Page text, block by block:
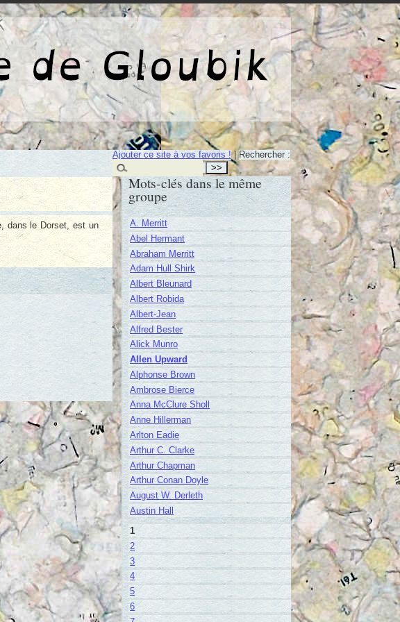
de Gloubik
dans le Dorset, est un
Ajouter ce site à vos favoris !|Rechercher :
Mots-clés dans le même
groupe
A. Merritt
Abel Hermant
Abraham Merritt
Adam Hull Shirk
Albert Bleunard
Albert Robida
Albert-Jean
Alfred Bester
Alick Munro
Allen Upward
Alphonse Brown
Ambrose Bierce
Anna McClure Sholl
Anne Hillerman
Arlton Eadie
Arthur C. Clarke
Arthur Chapman
Arthur Conan Doyle
August W. Derleth
Austin Hall
1
2
3
4
5
6